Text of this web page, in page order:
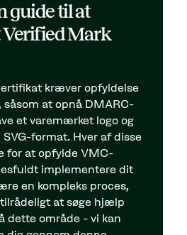
guide til at
Verified Mark
kræver opfyldelse
såsom at opnå DMARC-
et varemærket logo og
format. Hver af disse
for at opfylde VMC-
implementere dit
en kompleks proces,
at søge hjælp
dette område - vi kan